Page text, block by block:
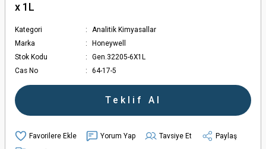
x 1L
Kategori
Analitik Kimyasallar
Marka
Honeywell
Stok Kodu
Gen.32205-6X1L
Cas No
64-17-5
Teklif Al
Yorum Yap Tavsiye Et
Paylaş